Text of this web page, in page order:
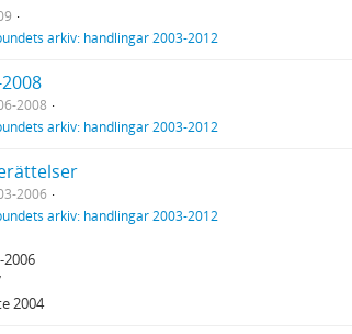
arkiv: handlingar 2003-2012
2008
arkiv: handlingar 2003-2012
2006
arkiv: handlingar 2003-2012
2004